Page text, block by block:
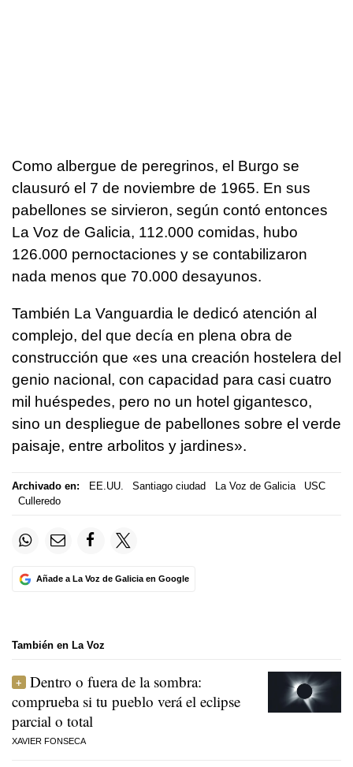
Como albergue de peregrinos, el Burgo se
clausuró el 7 de noviembre de 1965. En sus
pabellones se sirvieron, según contó entonces
La Voz de Galicia, 112.000 comidas, hubo
126.000 pernoctaciones y se contabilizaron
nada menos que 70.000 desayunos.
También La Vanguardia le dedicó atención al
complejo, del que decía en plena obra de
construcción que «es una creación hostelera del
genio nacional, con capacidad para casi cuatro
mil huéspedes, pero no un hotel gigantesco,
sino un despliegue de pabellones sobre el verde
paisaje, entre arbolitos y jardines».
Archivado en: EE.UU. Santiago ciudad La Voz de Galicia
USC
Culleredo
Añade a La Voz de Galicia en Google
También en La Voz
Dentro o fuera de la sombra:
comprueba si tu pueblo verá el eclipse
parcial o total
XAVIER FONSECA